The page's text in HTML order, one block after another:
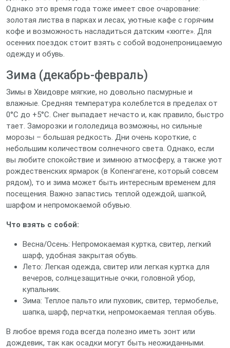
Однако это время года тоже имеет свое очарование:
золотая листва в парках и лесах, уютные кафе с горячим
кофе и возможность насладиться датским «хюгге». Для
осенних поездок стоит взять с собой водонепроницаемую
одежду и обувь.
Зима (декабрь-февраль)
Зимы в Хвидовре мягкие, но довольно пасмурные и
влажные. Средняя температура колеблется в пределах от
0°C до +5°C. Снег выпадает нечасто и, как правило, быстро
тает. Заморозки и гололедица возможны, но сильные
морозы – большая редкость. Дни очень короткие, с
небольшим количеством солнечного света. Однако, если
вы любите спокойствие и зимнюю атмосферу, а также уют
рождественских ярмарок (в Копенгагене, который совсем
рядом), то и зима может быть интересным временем для
посещения. Важно запастись теплой одеждой, шапкой,
шарфом и непромокаемой обувью.
Что взять с собой:
Весна/Осень: Непромокаемая куртка, свитер, легкий
шарф, удобная закрытая обувь.
Лето: Легкая одежда, свитер или легкая куртка для
вечеров, солнцезащитные очки, головной убор,
купальник.
Зима: Теплое пальто или пуховик, свитер, термобелье,
шапка, шарф, перчатки, непромокаемая теплая обувь.
В любое время года всегда полезно иметь зонт или
дождевик, так как осадки могут быть неожиданными.